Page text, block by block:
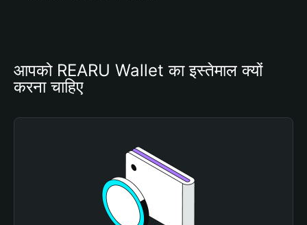
आपको REARU Wallet का इस्तेमाल क्यों
करना चाहिए